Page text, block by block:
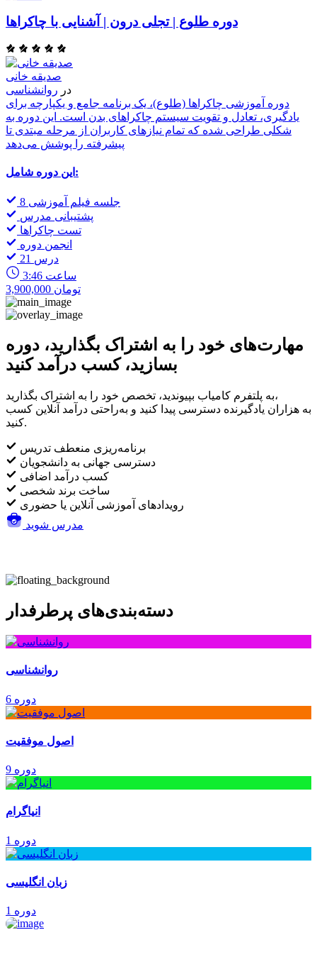
دوره طلوع | تجلی درون | آشنایی با چاکراها
صدیقه خانی
در روانشناسی
دوره آموزشی چاکراها (طلوع)، یک برنامه جامع و یکپارچه برای
یادگیری، تعادل و تقویت سیستم چاکراهای بدن است. این دوره به
شکلی طراحی شده که تمام نیازهای کاربران از مرحله مبتدی تا
پیشرفته را پوشش می‌دهد
این دوره شامل:
8 جلسه فیلم آموزشی
پشتیبانی مدرس
تست چاکراها
انجمن دوره
21 درس
3:46 ساعت
3,900,000 تومان
مهارت‌های خود را به اشتراک بگذارید، دوره
بسازید، کسب درآمد کنید
به پلتفرم کامیاب بپیوندید، تخصص خود را به اشتراک بگذارید،
به هزاران یادگیرنده دسترسی پیدا کنید و به‌راحتی درآمد آنلاین کسب
کنید.
برنامه‌ریزی منعطف تدریس
دسترسی جهانی به دانشجویان
کسب درآمد اضافی
ساخت برند شخصی
رویدادهای آموزشی آنلاین یا حضوری
مدرس شوید
دسته‌بندی‌های پرطرفدار
روانشناسی
6 دوره
اصول موفقیت
9 دوره
انیاگرام
1 دوره
زبان انگلیسی
1 دوره